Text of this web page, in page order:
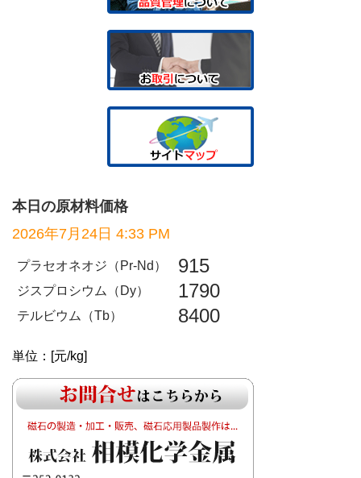
本日の原材料価格
2026年7月24日 4:33 PM
プラセオネオジ（Pr-Nd） 915
ジスプロシウム（Dy） 1790
テルビウム（Tb） 8400
単位：[元/kg]